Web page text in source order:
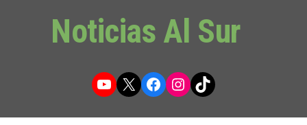
Noticias Al Sur
YouTube
X Facebook
Instagram
TikTok